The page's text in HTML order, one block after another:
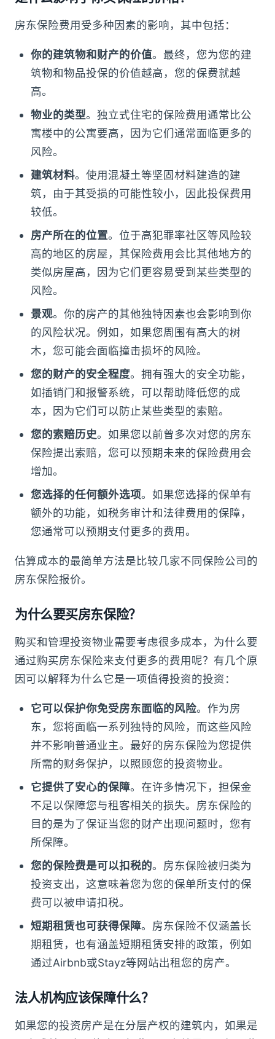
房东保险费用受多种因素的影响，其中包括：
你的建筑物和财产的价值。最终，您为您的建
筑物和物品投保的价值越高，您的保费就越
高。
物业的类型。独立式住宅的保险费用通常比公
寓楼中的公寓要高，因为它们通常面临更多的
风险。
建筑材料。使用混凝土等坚固材料建造的建
筑，由于其受损的可能性较小，因此投保费用
较低。
房产所在的位置。位于高犯罪率社区等风险较
高的地区的房屋，其保险费用会比其他地方的
类似房屋高，因为它们更容易受到某些类型的
风险。
景观。你的房产的其他独特因素也会影响到你
的风险状况。例如，如果您周围有高大的树
木，您可能会面临撞击损坏的风险。
您的财产的安全程度。拥有强大的安全功能，
如插销门和报警系统，可以帮助降低您的成
本，因为它们可以防止某些类型的索赔。
您的索赔历史。如果您以前曾多次对您的房东
保险提出索赔，您可以预期未来的保险费用会
增加。
您选择的任何额外选项。如果您选择的保单有
额外的功能，如税务审计和法律费用的保障，
您通常可以预期支付更多的费用。
估算成本的最简单方法是比较几家不同保险公司的
房东保险报价。
为什么要买房东保险？
购买和管理投资物业需要考虑很多成本，为什么要
通过购买房东保险来支付更多的费用呢？有几个原
因可以解释为什么它是一项值得投资的投资：
它可以保护你免受房东面临的风险。作为房
东，您将面临一系列独特的风险，而这些风险
并不影响普通业主。最好的房东保险为您提供
所需的财务保护，以照顾您的投资物业。
它提供了安心的保障。在许多情况下，担保金
不足以保障您与租客相关的损失。房东保险的
目的是为了保证当您的财产出现问题时，您有
所保障。
您的保险费是可以扣税的。房东保险被归类为
投资支出，这意味着您为您的保单所支付的保
费可以被申请扣税。
短期租赁也可获得保障。房东保险不仅涵盖长
期租赁，也有涵盖短期租赁安排的政策，例如
通过Airbnb或Stayz等网站出租您的房产。
法人机构应该保障什么？
如果您的投资房产是在分层产权的建筑内，如果是